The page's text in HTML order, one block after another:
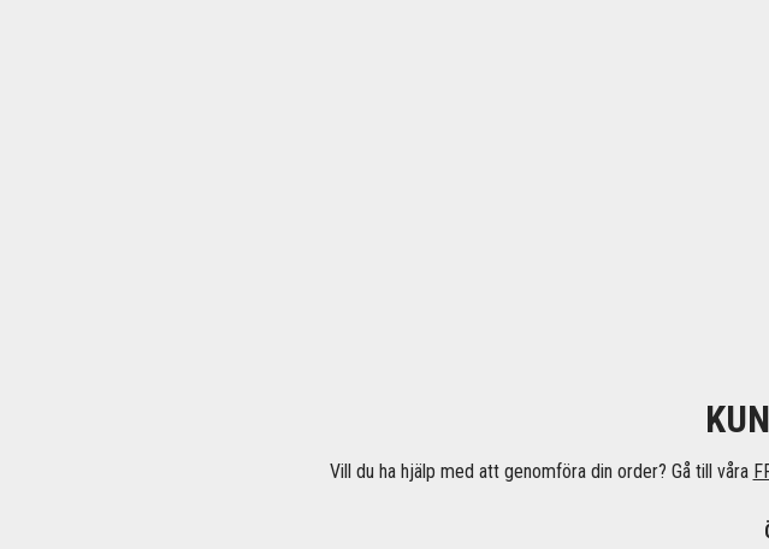
Vill du ha hjälp med att genomföra din order? Gå till våra